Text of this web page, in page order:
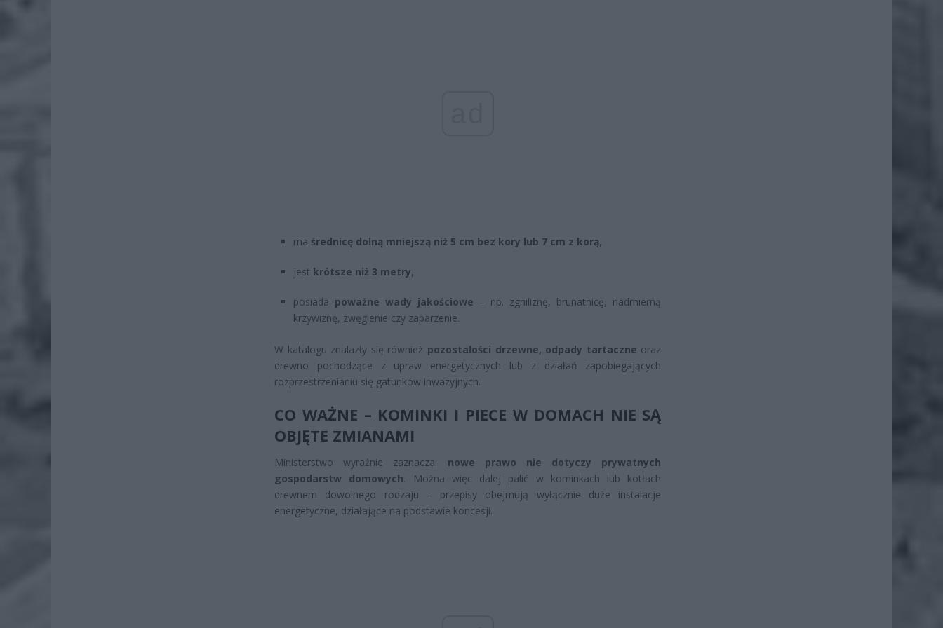
ma średnicę dolną mniejszą niż 5 cm bez kory lub 7 cm z korą,
jest krótsze niż 3 metry,
posiada poważne wady jakościowe – np. zgniliznę, brunatnicę, nadmierną
krzywiznę, zwęglenie czy zaparzenie.
W katalogu znalazły się również pozostałości drzewne, odpady tartaczne oraz
drewno pochodzące z upraw energetycznych lub z działań zapobiegających
rozprzestrzenianiu się gatunków inwazyjnych.
CO WAŻNE – KOMINKI I PIECE W DOMACH NIE SĄ
OBJĘTE ZMIANAMI
Ministerstwo wyraźnie zaznacza: nowe prawo nie dotyczy prywatnych
gospodarstw domowych. Można więc dalej palić w kominkach lub kotłach
drewnem dowolnego rodzaju – przepisy obejmują wyłącznie duże instalacje
energetyczne, działające na podstawie koncesji.